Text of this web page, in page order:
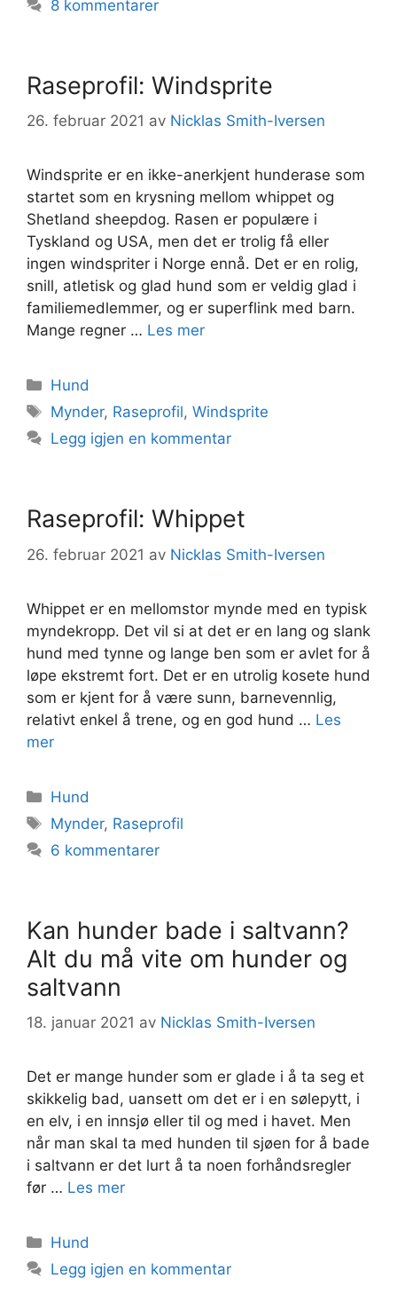
8 kommentarer
Raseprofil: Windsprite
26. februar 2021 av Nicklas Smith-Iversen
Windsprite er en ikke-anerkjent hunderase som
startet som en krysning mellom whippet og
Shetland sheepdog. Rasen er populære i
Tyskland og USA, men det er trolig få eller
ingen windspriter i Norge ennå. Det er en rolig,
snill, atletisk og glad hund som er veldig glad i
familiemedlemmer, og er superflink med barn.
Mange regner … Les mer
Kategorier
Hund
Stikkord
Mynder, Raseprofil,Windsprite
Legg igjen en kommentar
Raseprofil: Whippet
26. februar 2021 av Nicklas Smith-Iversen
Whippet er en mellomstor mynde med en typisk
myndekropp. Det vil si at det er en lang og slank
hund med tynne og lange ben som er avlet for å
løpe ekstremt fort. Det er en utrolig kosete hund
som er kjent for å være sunn, barnevennlig,
relativt enkel å trene, og en god hund … Les
mer
Kategorier
Hund
Stikkord
Mynder, Raseprofil
6 kommentarer
Kan hunder bade i saltvann?
Alt du må vite om hunder og
saltvann
18. januar 2021 av Nicklas Smith-Iversen
Det er mange hunder som er glade i å ta seg et
skikkelig bad, uansett om det er i en sølepytt, i
en elv, i en innsjø eller til og med i havet. Men
når man skal ta med hunden til sjøen for å bade
i saltvann er det lurt å ta noen forhåndsregler
før … Les mer
Kategorier
Hund
Legg igjen en kommentar